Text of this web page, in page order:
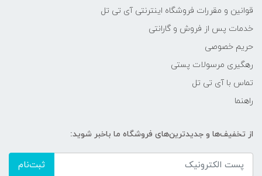
قوانین و مقررات فروشگاه اینترنتی آی تی تل
خدمات پس از فروش و گارانتی
حریم خصوصی
رهگیری مرسولات پستی
تماس با آی تی تل
راهنما
از تخفیف‌ها و جدیدترین‌های فروشگاه ما باخبر شوید:
ثبت‌نام